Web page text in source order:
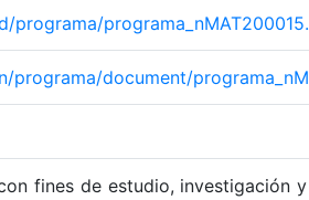
programa/
document/
fines de estudio, investigación